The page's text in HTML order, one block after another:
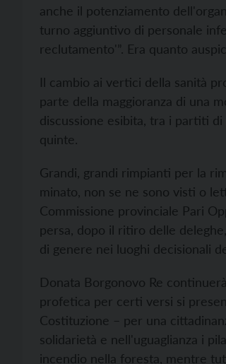
anche il potenziamento
turno aggiuntivo di personale
reclutamento'”. Era quanto
Il cambio ai vertici della sanità
parte della maggioranza di una
discussione esibita, tra i partiti
quinte.
Grandi, grandi rimpianti per la
minato, non se ne sono visti o
Commissione provinciale Pari
persa, dopo il ritiro delle
di genere nei luoghi decisionali
Donata Borgonovo Re
profetica per certi versi si
Costituzione – per una
solidarietà e nell'uguaglianza i
incendio nella foresta, mentre